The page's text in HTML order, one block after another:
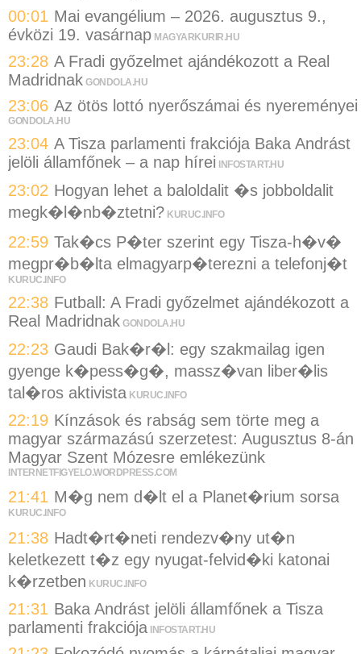
00:01 Mai evangélium – 2026. augusztus 9.,
évközi 19. vasárnap MAGYARKURIR.HU
23:28 A Fradi győzelmet ajándékozott a Real
Madridnak GONDOLA.HU
23:06 Az ötös lottó nyerőszámai és nyereményei
GONDOLA.HU
23:04 A Tisza parlamenti frakciója Baka Andrást
jelöli államfőnek – a nap hírei INFOSTART.HU
23:02 Hogyan lehet a baloldalit �s jobboldalit
megk�l�nb�ztetni? KURUC.INFO
22:59 Tak�cs P�ter szerint egy Tisza-h�v�
megpr�b�lta elmagyarp�terezni a telefonj�t
KURUC.INFO
22:38 Futball: A Fradi győzelmet ajándékozott a
Real Madridnak GONDOLA.HU
22:23 Gaudi Bak�r�l: egy szakmailag igen
gyenge k�pess�g�, massz�van liber�lis
tal�ros aktivista KURUC.INFO
22:19 Kínzások és rabság sem törte meg a
magyar származású szerzetest: Augusztus 8-án
Magyar Szent Mózesre emlékezünk
INTERNETFIGYELO.WORDPRESS.COM
21:41 M�g nem d�lt el a Planet�rium sorsa
KURUC.INFO
21:38 Hadt�rt�neti rendezv�ny ut�n
keletkezett t�z egy nyugat-felvid�ki katonai
k�rzetben KURUC.INFO
21:31 Baka Andrást jelöli államfőnek a Tisza
parlamenti frakciója INFOSTART.HU